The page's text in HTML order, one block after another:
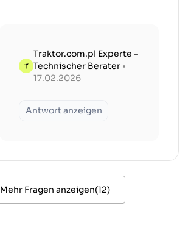
Traktor.com.pl Experte –
Technischer Berater •
17.02.2026
Antwort anzeigen
Mehr Fragen anzeigen(12)